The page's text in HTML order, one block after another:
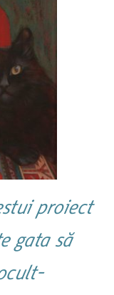
proiect
gata să